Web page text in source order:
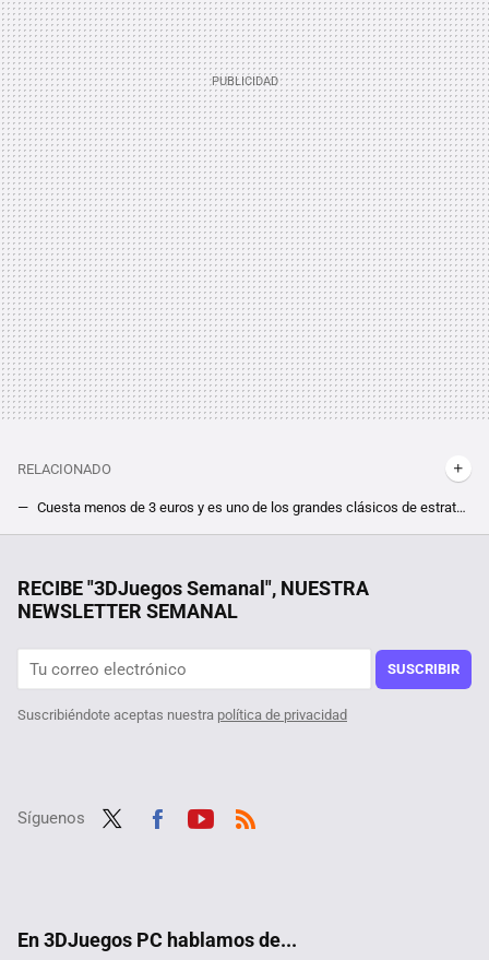
RELACIONADO
Cuesta menos de 3 euros y es uno de los grandes clásicos de estrategia y fantasía de su tiempo; Heroes of Might and Magic 3 está de oferta
¡Anunciada otra beta de Monster Hunter Wilds! Tu última oportunidad para probar gratis lo nuevo de Capcom llegará en febrero
RECIBE "3DJuegos Semanal", NUESTRA
NEWSLETTER SEMANAL
SUSCRIBIR
Suscribiéndote aceptas nuestra política de privacidad
Síguenos
En 3DJuegos PC hablamos de...